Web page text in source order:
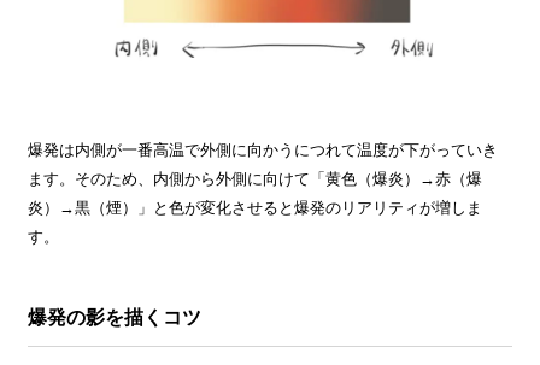
爆発は内側が一番高温で外側に向かうにつれて温度が下がっていき
ます。そのため、内側から外側に向けて「黄色（爆炎）→赤（爆
炎）→黒（煙）」と色が変化させると爆発のリアリティが増しま
す。
爆発の影を描くコツ